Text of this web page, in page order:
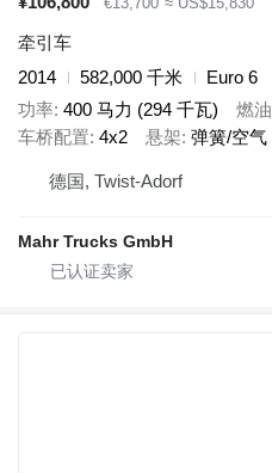
牵引车
2014
582,000 千米
Euro 6
功率 400 马力 (294 千瓦) 燃油
车桥配置 4x2 悬架 弹簧/空气
德国, Twist-Adorf
Mahr Trucks GmbH